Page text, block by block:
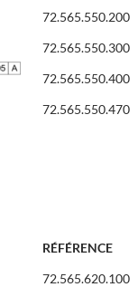
72.565.550.200
72.565.550.300
72.565.550.400
72.565.550.470
RÉFÉRENCE
72.565.620.100